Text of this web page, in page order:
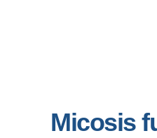
Micosis